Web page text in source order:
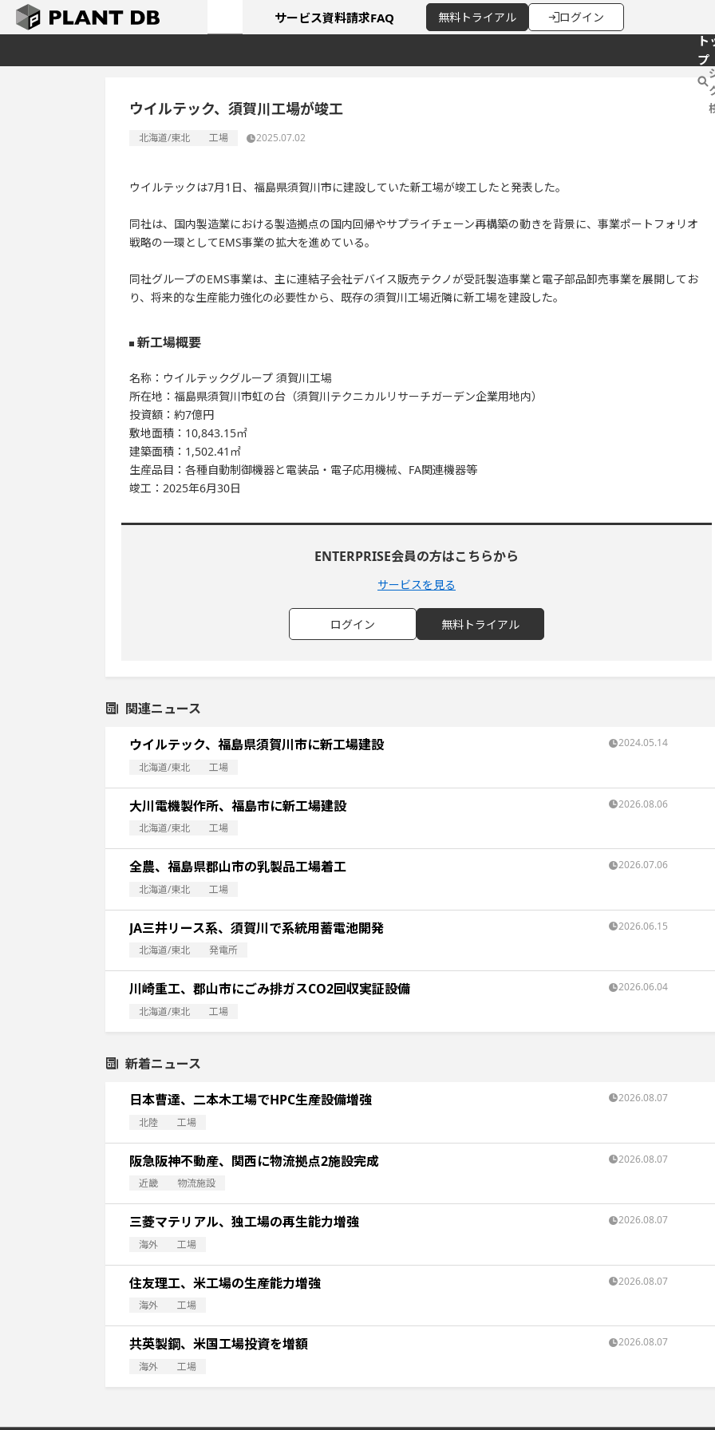
無料 トライアル ログイン
サービス資料請求FAQ
ト
プ
ウイルテック、須賀川工場が竣工
北海道/東北 工場 2025.07.02
ウイルテックは7月1日、福島県須賀川市に建設していた新工場が竣工したと発表した。
同社は、国内製造業における製造拠点の国内回帰やサプライチェーン再構築の動きを背景に、事業ポートフォリオ
戦略の一環としてEMS事業の拡大を進めている。
同社グループのEMS事業は、主に連結子会社デバイス販売テクノが受託製造事業と電子部品卸売事業を展開してお
り、将来的な生産能力強化の必要性から、既存の須賀川工場近隣に新工場を建設した。
新工場概要
名称：ウイルテックグループ 須賀川工場
所在地：福島県須賀川市虹の台（須賀川テクニカルリサーチガーデン企業用地内）
投資額：約7億円
敷地面積：10,843.15㎡
建築面積：1,502.41㎡
生産品目：各種自動制御機器と電装品・電子応用機械、FA関連機器等
竣工：2025年6月30日
ENTERPRISE会員の方はこちらから
サービスを見る
ログイン 無料トライアル
関連ニュース
ウイルテック、福島県須賀川市に新工場建設
北海道/東北 工場
2024.05.14
大川電機製作所、福島市に新工場建設
北海道/東北 工場
2026.08.06
全農、福島県郡山市の乳製品工場着工
北海道/東北 工場
2026.07.06
JA三井リース系、須賀川で系統用蓄電池開発
北海道/東北 発電所
2026.06.15
川崎重工、郡山市にごみ排ガスCO2回収実証設備
北海道/東北 工場
2026.06.04
新着ニュース
日本曹達、二本木工場でHPC生産設備増強
北陸 工場
2026.08.07
阪急阪神不動産、関西に物流拠点2施設完成
近畿 物流施設
2026.08.07
三菱マテリアル、独工場の再生能力増強
海外 工場
2026.08.07
住友理工、米工場の生産能力増強
海外 工場
2026.08.07
共英製鋼、米国工場投資を増額
海外 工場
2026.08.07